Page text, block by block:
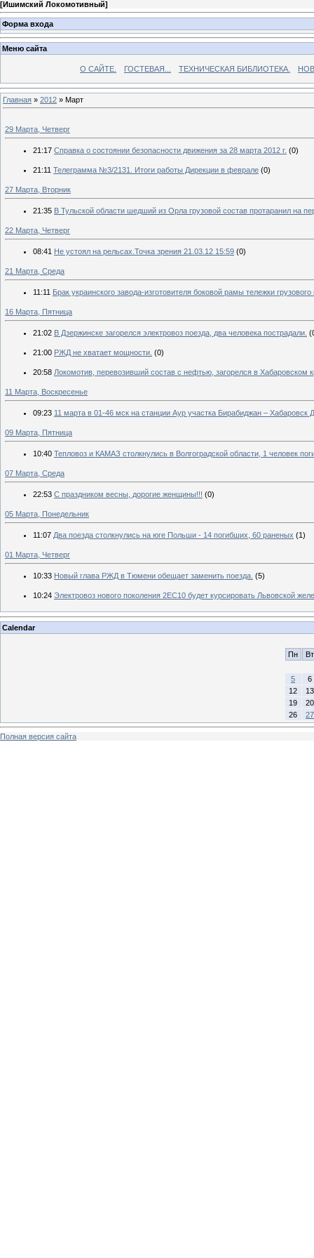
[Ишимский Локомотивный]
Форма входа
Меню сайта
О САЙТЕ. ГОСТЕВАЯ... ТЕХНИЧЕСКАЯ БИБЛИОТЕКА.
Главная » 2012 » Март
29 Марта, Четверг
21:17 Справка о состоянии безопасности движения за 28 марта 2012 г. (0)
21:11 Телеграмма №3/2131. Итоги работы Дирекции в феврале (0)
27 Марта, Вторник
21:35 В Тульской области шедший из Орла грузовой состав протаранил на
22 Марта, Четверг
08:41 Не устоял на рельсах.Точка зрения 21.03.12 15:59 (0)
21 Марта, Среда
11:11 Брак украинского завода-изготовителя боковой рамы тележки
16 Марта, Пятница
21:02 В Дзержинске загорелся электровоз поезда, два человека пострадали.
21:00 РЖД не хватает мощности. (0)
20:58 Локомотив, перевозивший состав с нефтью, загорелся в Хабаровском
11 Марта, Воскресенье
09:23 11 марта в 01-46 мск на станции Аур участка Бирабиджан – Хабаровск
09 Марта, Пятница
10:40 Тепловоз и КАМАЗ столкнулись в Волгоградской области, 1 человек
07 Марта, Среда
22:53 С праздником весны, дорогие женщины!!! (0)
05 Марта, Понедельник
11:07 Два поезда столкнулись на юге Польши - 14 погибших, 60 раненых (1)
01 Марта, Четверг
10:33 Новый глава РЖД в Тюмени обещает заменить поезда. (5)
10:24 Электровоз нового поколения 2ЕС10 будет курсировать Львовской
Calendar
Пн Вт
5
6
12
13
19
20
26
27
Полная версия сайта